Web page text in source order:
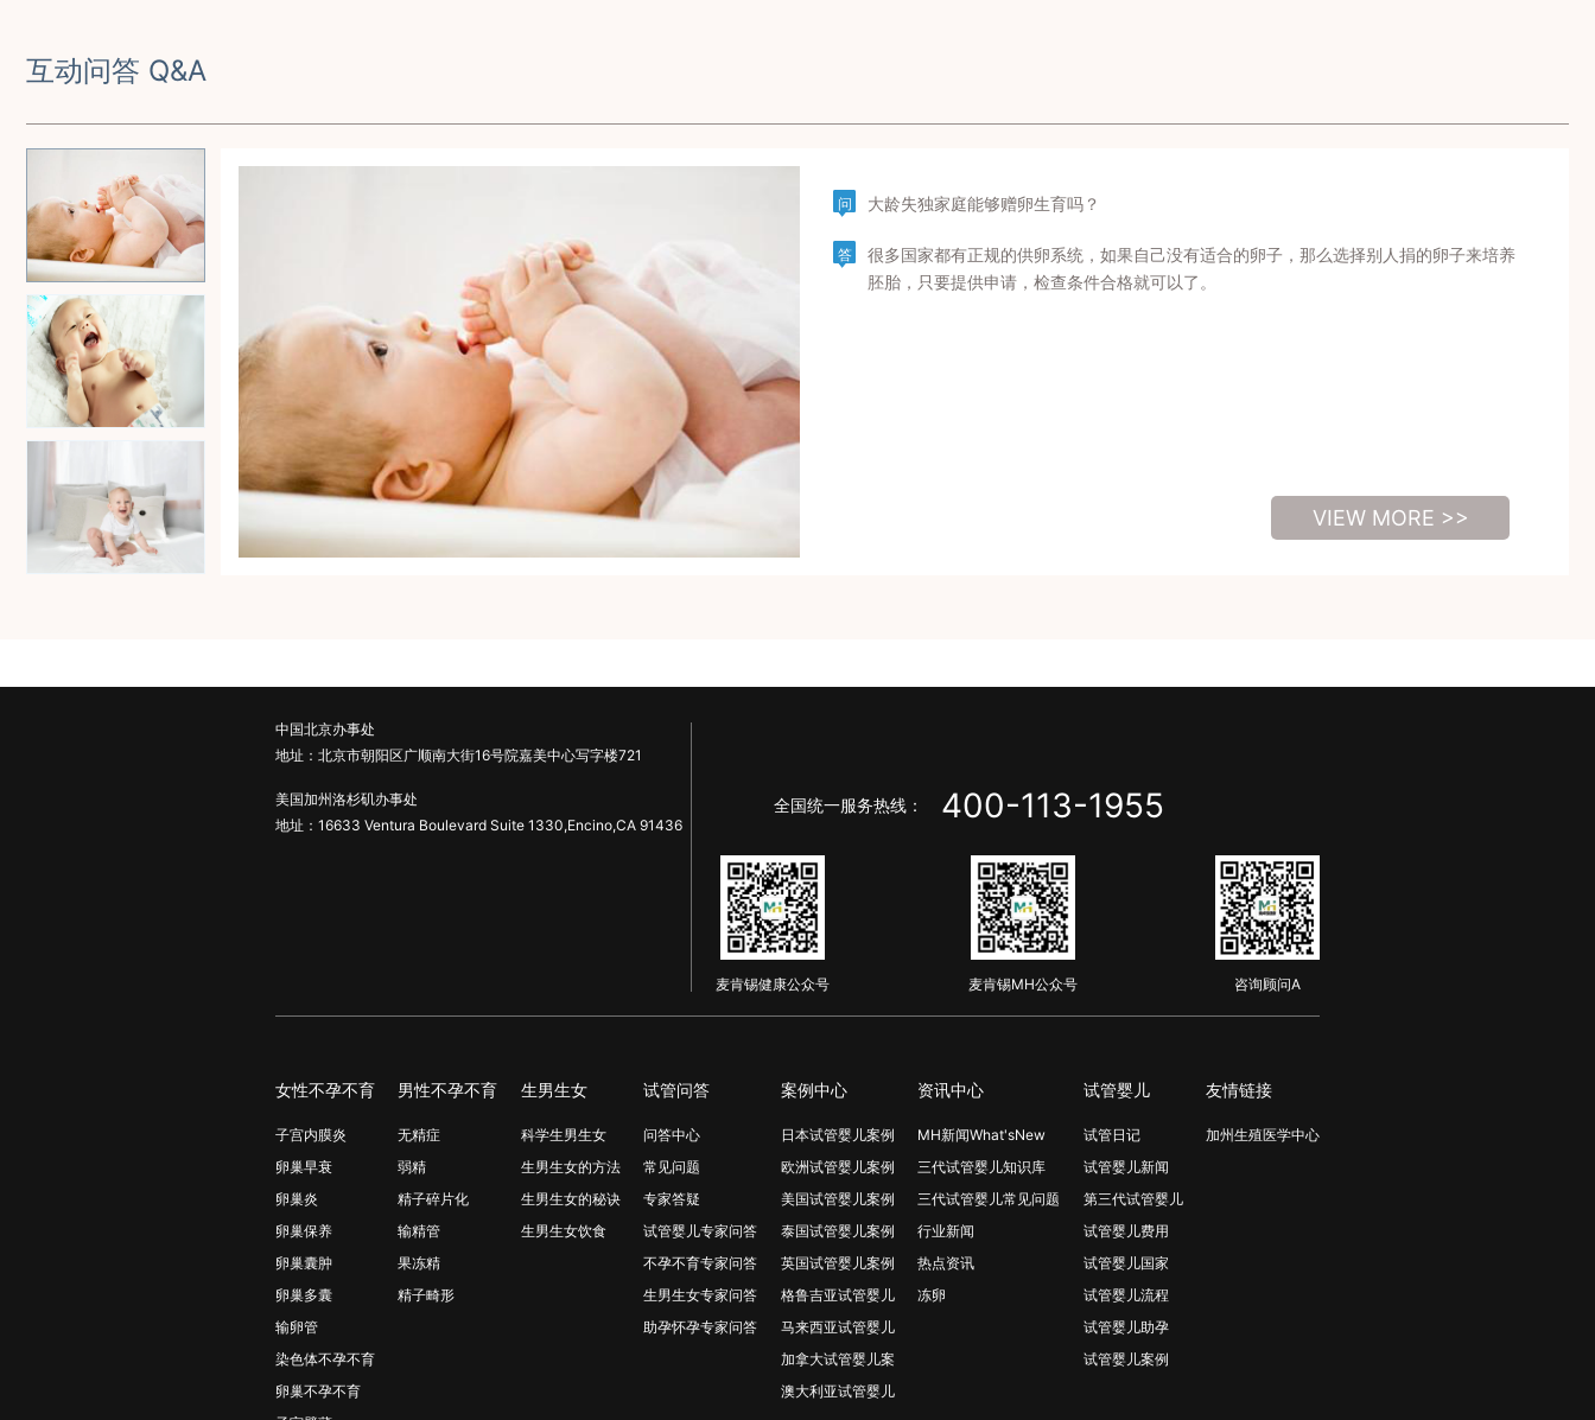
互动问答 Q&A
问 大龄失独家庭能够赠卵生育吗？
答
很多国家都有正规的供卵系统，如果自己没有适合的卵子，那么选择别人捐的卵子来培养
胚胎，只要提供申请，检查条件合格就可以了。
VIEW MORE >>
中国北京办事处
地址：北京市朝阳区广顺南大街16号院嘉美中心写字楼721
美国加州洛杉矶办事处
地址：16633 Ventura Boulevard Suite 1330,Encino,CA 91436
全国统一服务热线： 400-113-1955
麦肯锡健康公众号 麦肯锡MH公众号 咨询顾问A
女性不孕不育
子宫内膜炎
卵巢早衰
卵巢炎
卵巢保养
卵巢囊肿
卵巢多囊
输卵管
染色体不孕不育
卵巢不孕不育
男性不孕不育
无精症
弱精
精子碎片化
输精管
果冻精
精子畸形
生男生女
科学生男生女
生男生女的方法
生男生女的秘诀
生男生女饮食
试管问答
问答中心
常见问题
专家答疑
试管婴儿专家问答
不孕不育专家问答
生男生女专家问答
助孕怀孕专家问答
案例中心
日本试管婴儿案例
欧洲试管婴儿案例
美国试管婴儿案例
泰国试管婴儿案例
英国试管婴儿案例
格鲁吉亚试管婴儿
马来西亚试管婴儿
加拿大试管婴儿案
澳大利亚试管婴儿
资讯中心
MH新闻What'sNew
三代试管婴儿知识库
三代试管婴儿常见问题
行业新闻
热点资讯
冻卵
试管婴儿
试管日记
试管婴儿新闻
第三代试管婴儿
试管婴儿费用
试管婴儿国家
试管婴儿流程
试管婴儿助孕
试管婴儿案例
友情链接
加州生殖医学中心